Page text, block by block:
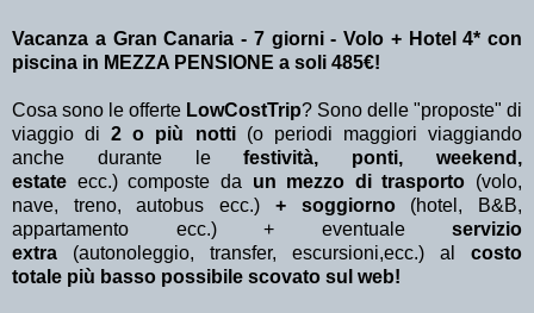
Vacanza a Gran Canaria - 7 giorni - Volo + Hotel 4* con
piscina in MEZZA PENSIONE a soli 485€!
Cosa sono le offerte LowCostTrip? Sono delle "proposte" di
viaggio di2 o più notti (o periodi maggiori viaggiando
anche durante lefestività, ponti, weekend,
estate ecc.) composte da un mezzo di trasporto (volo,
nave, treno, autobus ecc.) + soggiorno(hotel, B&B,
appartamento ecc.) + eventuale servizio
extra (autonoleggio, transfer, escursioni,ecc.) al costo
totale più basso possibile scovato sul web!